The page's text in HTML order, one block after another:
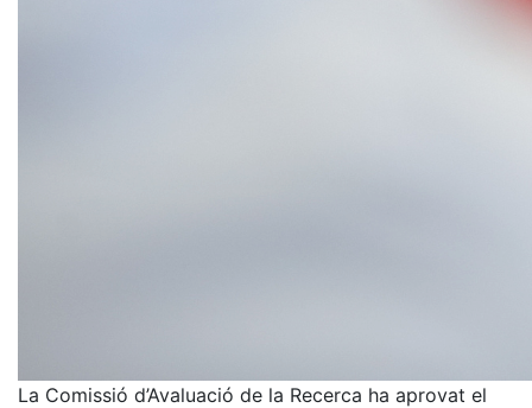
La Comissió d’Avaluació de la Recerca ha aprovat el